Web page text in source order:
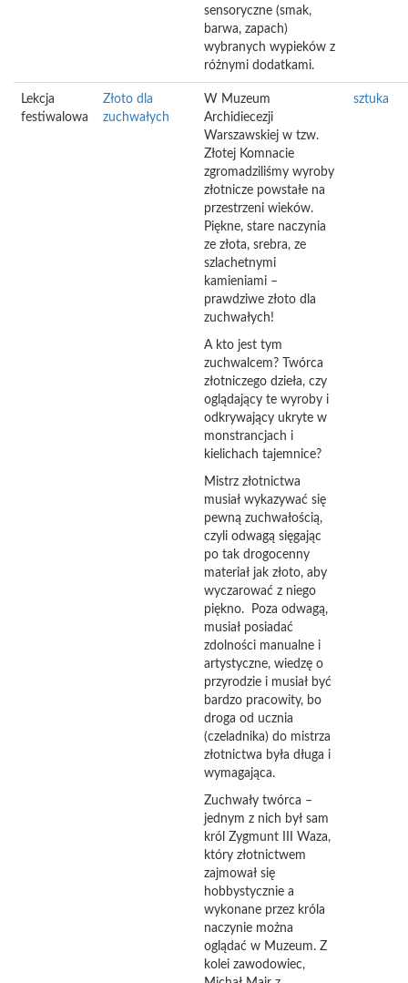
sensoryczne (smak,
barwa, zapach)
wybranych wypieków z
różnymi dodatkami.
Lekcja
festiwalowa
Złoto dla
zuchwałych
W Muzeum
Archidiecezji
Warszawskiej w tzw.
Złotej Komnacie
zgromadziliśmy wyroby
złotnicze powstałe na
przestrzeni wieków.
Piękne, stare naczynia
ze złota, srebra, ze
szlachetnymi
kamieniami –
prawdziwe złoto dla
zuchwałych!
A kto jest tym
zuchwalcem? Twórca
złotniczego dzieła, czy
oglądający te wyroby i
odkrywający ukryte w
monstrancjach i
kielichach tajemnice?
Mistrz złotnictwa
musiał wykazywać się
pewną zuchwałością,
czyli odwagą sięgając
po tak drogocenny
materiał jak złoto, aby
wyczarować z niego
piękno. Poza odwagą,
musiał posiadać
zdolności manualne i
artystyczne, wiedzę o
przyrodzie i musiał być
bardzo pracowity, bo
droga od ucznia
(czeladnika) do mistrza
złotnictwa była długa i
wymagająca.
Zuchwały twórca –
jednym z nich był sam
król Zygmunt III Waza,
który złotnictwem
zajmował się
hobbystycznie a
wykonane przez króla
naczynie można
oglądać w Muzeum. Z
kolei zawodowiec,
sztuka